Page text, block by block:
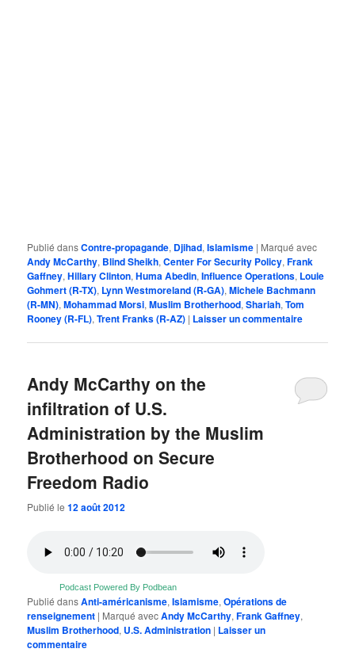
Publié dansContre-propagande, Djihad,Islamisme | Marqué avec
Andy McCarthy, Blind Sheikh,Center For Security Policy,Frank
Gaffney,Hillary Clinton,Huma Abedin,Influence Operations, Louie
Gohmert (R-TX), Lynn Westmoreland (R-GA),Michele Bachmann
(R-MN),Mohammad Morsi,Muslim Brotherhood,Shariah,Tom
Rooney (R-FL),Trent Franks (R-AZ) | Laisser un commentaire
Andy McCarthy on the
infiltration of U.S.
Administration by the Muslim
Brotherhood on Secure
Freedom Radio
Publié le12 août 2012
Podcast Powered By Podbean
Publié dansAnti-américanisme,Islamisme,Opérations de
renseignement | Marqué avecAndy McCarthy,Frank Gaffney,
Muslim Brotherhood, U.S. Administration | Laisser un
commentaire